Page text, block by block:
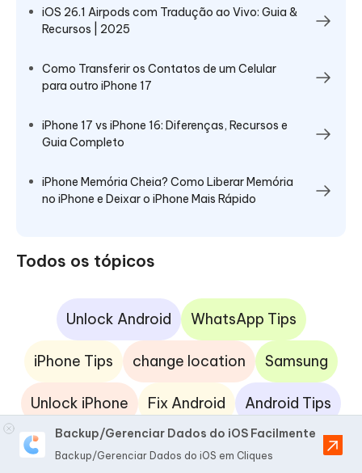
iOS 26.1 Airpods com Tradução ao Vivo: Guia &
Recursos | 2025
Como Transferir os Contatos de um Celular
para outro iPhone​ 17
iPhone 17 vs iPhone 16: Diferenças, Recursos e
Guia Completo
iPhone Memória Cheia? Como Liberar Memória
no iPhone e Deixar o iPhone Mais Rápido
Todos os tópicos
Unlock Android WhatsApp Tips
iPhone Tips change location Samsung
Unlock iPhone Fix Android Android Tips
iOS 17 iPhone Fix iOS App
Backup/Gerenciar Dados do iOS Facilmente
Backup/Gerenciar Dados do iOS em Cliques